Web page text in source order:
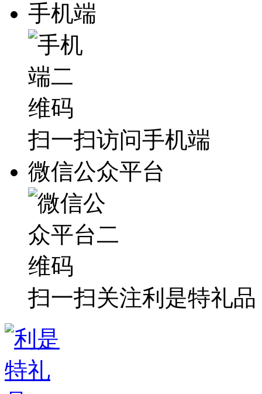
手机端
扫一扫访问手机端
微信公众平台
扫一扫关注利是特礼品